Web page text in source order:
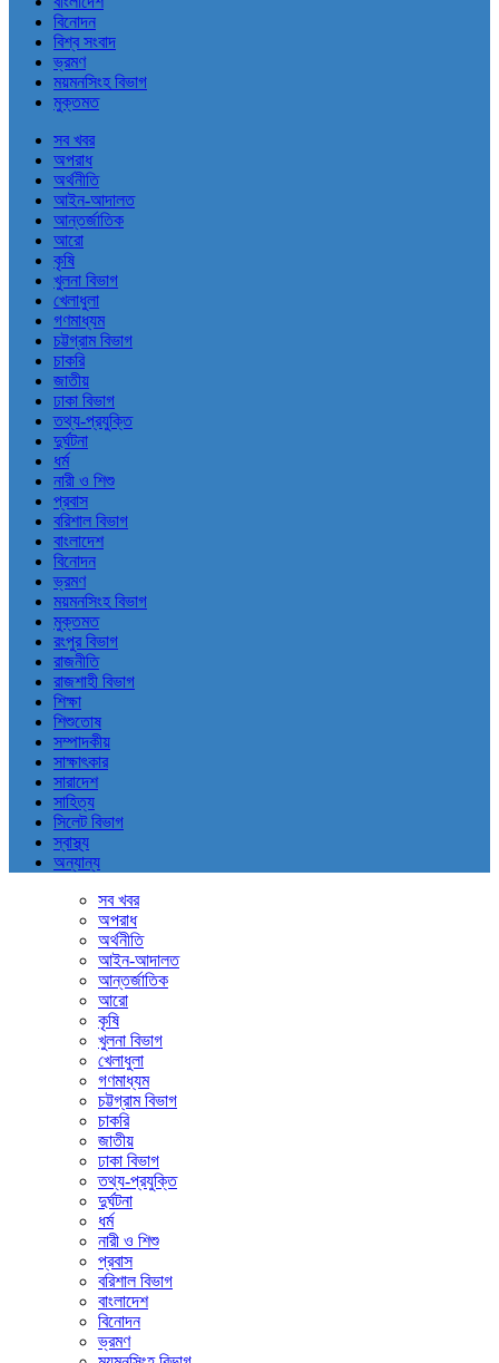
বিনোদন
বিশ্ব সংবাদ
ভ্রমণ
ময়মনসিংহ বিভাগ
মুক্তমত
সব খবর
অপরাধ
অর্থনীতি
আইন-আদালত
আন্তর্জাতিক
আরো
কৃষি
খুলনা বিভাগ
খেলাধুলা
গণমাধ্যম
চট্টগ্রাম বিভাগ
চাকরি
জাতীয়
ঢাকা বিভাগ
তথ্য-প্রযুক্তি
দুর্ঘটনা
ধর্ম
নারী ও শিশু
প্রবাস
বরিশাল বিভাগ
বাংলাদেশ
বিনোদন
ভ্রমণ
ময়মনসিংহ বিভাগ
মুক্তমত
রংপুর বিভাগ
রাজনীতি
রাজশাহী বিভাগ
শিক্ষা
শিশুতোষ
সম্পাদকীয়
সাক্ষাৎকার
সারাদেশ
সাহিত্য
সিলেট বিভাগ
স্বাস্থ্য
অন্যান্য
সব খবর
অপরাধ
অর্থনীতি
আইন-আদালত
আন্তর্জাতিক
আরো
কৃষি
খুলনা বিভাগ
খেলাধুলা
গণমাধ্যম
চট্টগ্রাম বিভাগ
চাকরি
জাতীয়
ঢাকা বিভাগ
তথ্য-প্রযুক্তি
দুর্ঘটনা
ধর্ম
নারী ও শিশু
প্রবাস
বরিশাল বিভাগ
বাংলাদেশ
বিনোদন
ভ্রমণ